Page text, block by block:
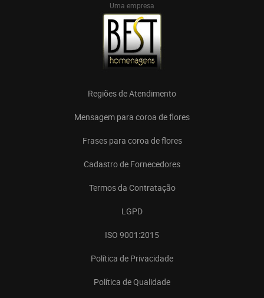
Uma empresa
Regiões de Atendimento
Mensagem para coroa de flores
Frases para coroa de flores
Cadastro de Fornecedores
Termos da Contratação
LGPD
ISO 9001:2015
Política de Privacidade
Política de Qualidade